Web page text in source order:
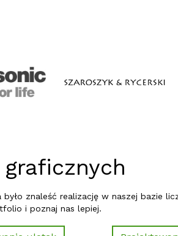
znaleść realizację w naszej bazie
i poznaj nas lepiej.